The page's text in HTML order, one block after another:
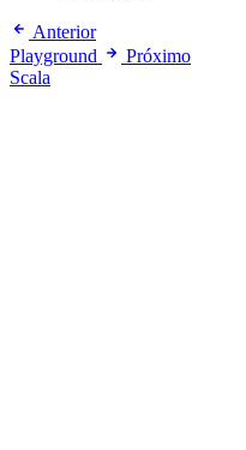
Anterior
Playground
Próximo
Scala